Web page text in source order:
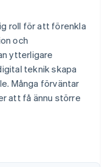
roll för att förenkla
och
ytterligare
teknik skapa
Många förväntar
att få ännu större